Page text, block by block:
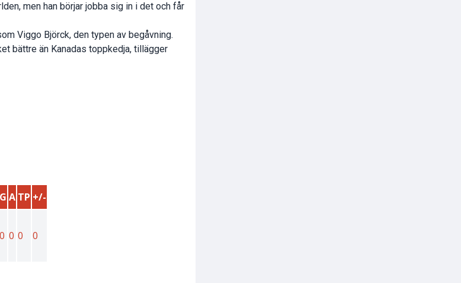
men han börjar jobba sig in i det och får
Viggo Björck, den typen av begåvning.
bättre än Kanadas toppkedja, tillägger